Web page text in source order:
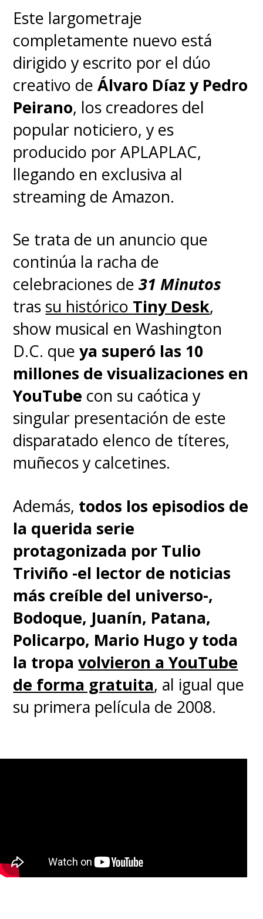
Este largometraje
completamente nuevo está
dirigido y escrito por el dúo
creativo de Álvaro Díaz y Pedro
Peirano, los creadores del
popular noticiero, y es
producido por APLAPLAC,
llegando en exclusiva al
streaming de Amazon.
Se trata de un anuncio que
continúa la racha de
celebraciones de31 Minutos
tras su histórico Tiny Desk,
show musical en Washington
D.C. queya superó las 10
millones de visualizaciones en
YouTube con su caótica y
singular presentación de este
disparatado elenco de títeres,
muñecos y calcetines.
Además, todos los episodios de
la querida serie
protagonizada por Tulio
Triviño -el lector de noticias
más creíble del universo-,
Bodoque, Juanín, Patana,
Policarpo, Mario Hugo y toda
la tropa volvieron a YouTube
de forma gratuita, al igual que
su primera película de 2008.